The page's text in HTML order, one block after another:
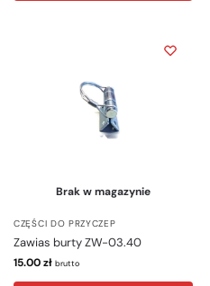
Brak w magazynie
CZĘŚCI DO PRZYCZEP
Zawias burty ZW-03.40
15.00zł brutto